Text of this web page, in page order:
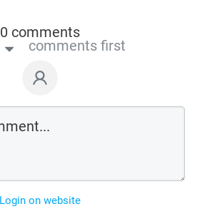
0 comments
comments first
Login on website